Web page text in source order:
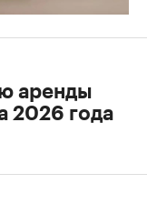
аренды
2026 года